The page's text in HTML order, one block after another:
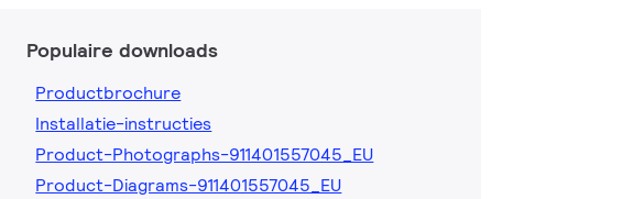
Populaire downloads
Productbrochure
Installatie-instructies
Product-Photographs-911401557045_EU
Product-Diagrams-911401557045_EU